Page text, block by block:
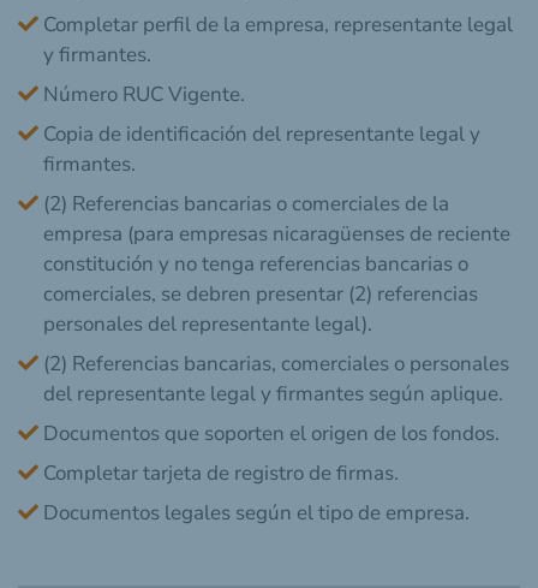
Completar perfil de la empresa, representante legal
y firmantes.
Número RUC Vigente.
Copia de identificación del representante legal y
firmantes.
(2) Referencias bancarias o comerciales de la
empresa (para empresas nicaragüenses de reciente
constitución y no tenga referencias bancarias o
comerciales, se debren presentar (2) referencias
personales del representante legal).
(2) Referencias bancarias, comerciales o personales
del representante legal y firmantes según aplique.
Documentos que soporten el origen de los fondos.
Completar tarjeta de registro de firmas.
Documentos legales según el tipo de empresa.